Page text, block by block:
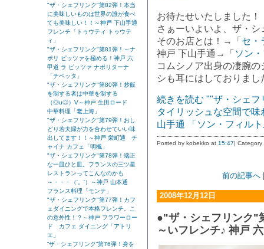
"ザ・シェフリンク"第82弾！本当
に美味しいものは世界の誰が食べ
ても美味しい！！～神戸 下山手通
フレンチ「トゥウティ トゥウテ
ィ」
"ザ・シェフリンク"第81弾！～ナ
ポリ ピッツァを極める！神戸 六
甲道 ラ ピッツァ ナポリターナ
「チベッタ」
"ザ・シェフリンク"第80弾！炒飯
を制する者は中華を制する
（◎u◎）V～神戸 生田ロード
中華料理「老上海」
"ザ・シェフリンク"第79弾！おし
どり若夫婦が力を合わせていい味
出してます！！～神戸 栄町通 チ
ャイナ カフェ「明楓」
"ザ・シェフリンク"第78弾！端正
な一皿ひと皿。フランスの三ツ星
レストランってこんなのかも
～・・・（'。'）～神戸 山本通
フランス料理「モンテ」
"ザ・シェフリンク"第77弾！カフ
ェダイニングで本格フレンチ。こ
の意外性！？～神戸 フラワーロー
ド カフェ ダイニング「アトリ
エ」
“ザ・シェフリンク”第76弾！身を
お待たせいたしました！
さぁーいよいよ、ザ・
そのお店とは！→「 セ・
神戸 下山手通→「 ソン
コムシノア出身の凄腕
シも耳にはしておりま
続きを読む ""ザ・シェ
タイリッシュな空間で
山手通 「ソン・フィル
Posted by kobekko at 15:47|
前の記事へ
2008年12月12日
●"ザ・シェフリンク"
～いフレンチ♪ 神戸